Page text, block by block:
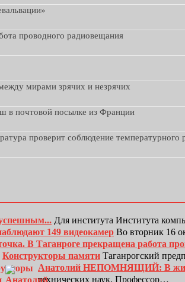
проводного радиовещания
мирами зрячих и незрячих
в почтовой посылке из Франции
проверит соблюдение температурного
Для института Института
149 видеокамер Во вторник 16
В Таганроге прекращена работа
Конструкторы памяти Таганрогский
Анатолий НЕПОМНЯЩИЙ: В
технических наук. Профессор…